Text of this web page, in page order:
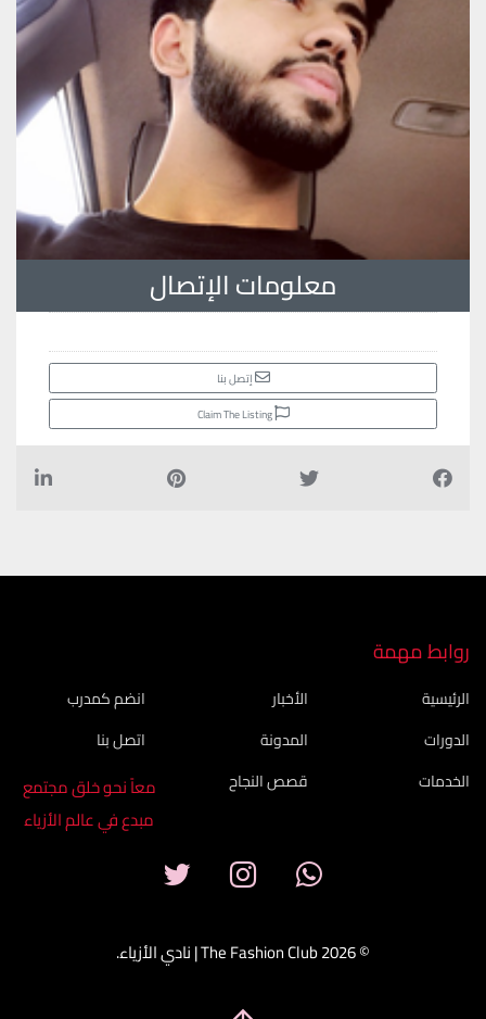
معلومات الإتصال
إتصل بنا
Claim The Listing
روابط مهمة
الرئيسية
الدورات
الخدمات
الأخبار
المدونة
قصص النجاح
انضم كمدرب
اتصل بنا
معاً نحو خلق مجتمع
مبدع في عالم الأزياء
© 2026 The Fashion Club | نادي الأزياء.